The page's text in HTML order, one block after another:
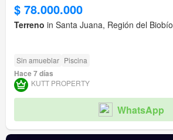
$ 78.000.000
Terreno in Santa Juana, Región del Biobío
Sin amueblar Piscina
Hace 7 días
KUTT PROPERTY
WhatsApp